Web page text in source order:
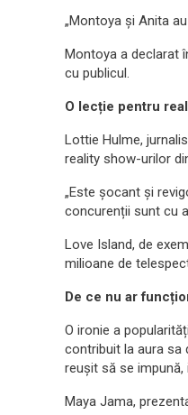
„Montoya și Anita
Montoya a declarat
cu publicul.
O lecție pentru
Lottie Hulme,
reality show-urilor
„Este șocant și
concurenții sunt cu
Love Island, de
milioane de
De ce nu ar
O ironie a
contribuit la aura sa
reușit să se impună,
Maya Jama,